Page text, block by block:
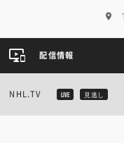
配信情報
NHL.TV LIVE 見逃し